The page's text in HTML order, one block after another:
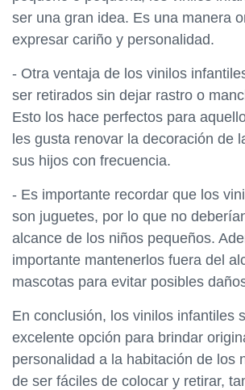
ser una gran idea. Es una manera
expresar cariño y personalidad.
- Otra ventaja de los vinilos
ser retirados sin dejar rastro o
Esto los hace perfectos para
les gusta renovar la decoración de
sus hijos con frecuencia.
- Es importante recordar que los
son juguetes, por lo que no
alcance de los niños pequeños.
importante mantenerlos fuera del
mascotas para evitar posibles
En conclusión, los vinilos infantiles
excelente opción para brindar
personalidad a la habitación de los
de ser fáciles de colocar y retirar,